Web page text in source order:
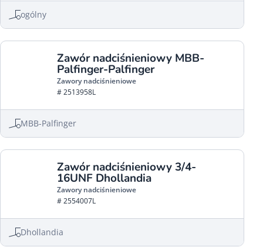
ogólny
Zawór nadciśnieniowy MBB-
Palfinger-Palfinger
Zawory nadciśnieniowe
# 2513958L
MBB-Palfinger
Zawór nadciśnieniowy 3/4-
16UNF Dhollandia
Zawory nadciśnieniowe
# 2554007L
Dhollandia